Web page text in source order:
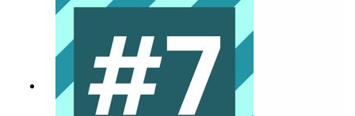
Eksvärd igen, så himla kul.